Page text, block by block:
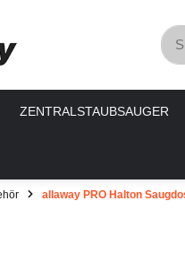
ZENTRALSTAUBSAUGER
allaway PRO Halton